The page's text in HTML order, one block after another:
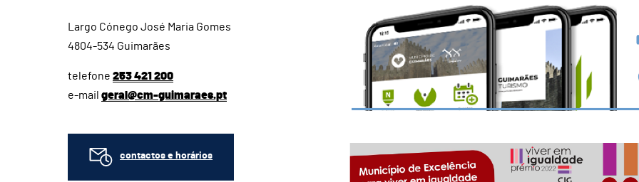
Largo Cónego José Maria Gomes
4804-534 Guimarães
telefone 253 421 200
e-mail geral@cm-guimaraes.pt
contactos e horários